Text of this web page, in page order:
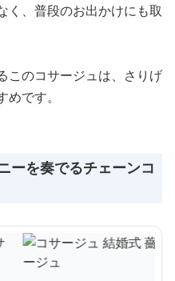
く、普段のお出かけにも取
このコサージュは、さりげ
です。
ーを奏でるチェーンコ